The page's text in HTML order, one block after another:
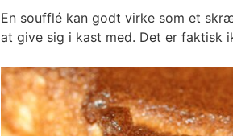
En soufflé kan godt virke som et
at give sig i kast med. Det er faktisk